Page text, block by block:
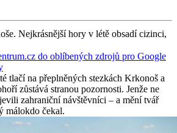
Nejkrásnější hory v létě obsadí cizinci,
do oblíbených zdrojů pro Google
tlačí na přeplněných stezkách Krkonoš a
zůstává stranou pozornosti. Jenže ne
zahraniční návštěvníci – a mění tvář
málokdo čekal.